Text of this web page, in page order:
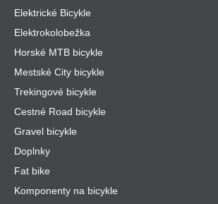
Elektrické Bicykle
Elektrokolobežka
Horské MTB bicykle
Mestské City bicykle
Trekingové bicykle
Cestné Road bicykle
Gravel bicykle
Doplnky
Fat bike
Komponenty na bicykle